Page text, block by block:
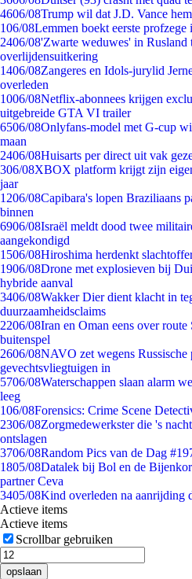
4606/08Trump wil dat J.D. Vance
106/08Lemmen boekt eerste
2406/08'Zwarte weduwes' in Rusland
overlijdensuitkering
1406/08Zangeres en Idols-jurylid
overleden
1006/08Netflix-abonnees krijgen
uitgebreide GTA VI trailer
6506/08Onlyfans-model met G-cup
maan
2406/08Huisarts per direct uit vak
306/08XBOX platform krijgt zijn
jaar
1206/08Capibara's lopen Braziliaans
binnen
6906/08Israël meldt dood twee
aangekondigd
1506/08Hiroshima herdenkt
1906/08Drone met explosieven bij
hybride aanval
3406/08Wakker Dier dient klacht in
duurzaamheidsclaims
2206/08Iran en Oman eens over
buitenspel
2606/08NAVO zet wegens Russische
gevechtsvliegtuigen in
5706/08Waterschappen slaan alarm
leeg
106/08Forensics: Crime Scene
2306/08Zorgmedewerkster die 's
ontslagen
3706/08Random Pics van de Dag
1805/08Datalek bij Bol en de
partner Ceva
3405/08Kind overleden na aanrijding
Actieve items
Actieve items
Scrollbar gebruiken
opslaan